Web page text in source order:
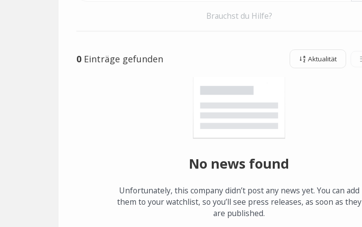
Brauchst du Hilfe?
0 Einträge gefunden Aktualität
No news found
Unfortunately, this company didn’t post any news yet. You can add
them to your watchlist, so you’ll see press releases, as soon as they
are published.